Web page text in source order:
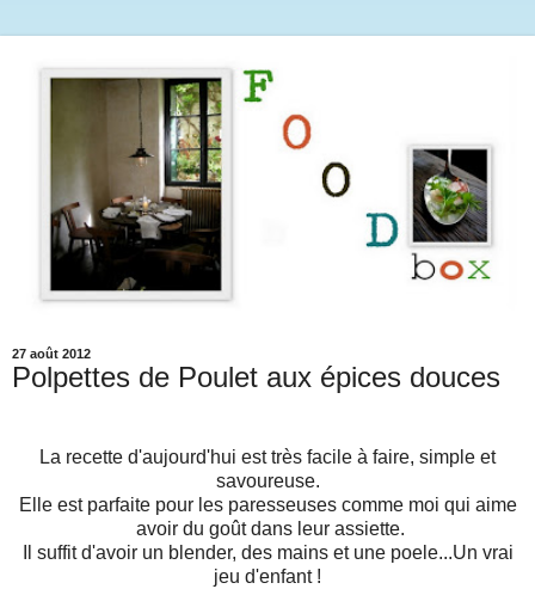
27 août 2012
Polpettes de Poulet aux épices douces
La recette d'aujourd'hui est très facile à faire, simple et
savoureuse.
Elle est parfaite pour les paresseuses comme moi qui aime
avoir du goût dans leur assiette.
Il suffit d'avoir un blender, des mains et une poele...Un vrai
jeu d'enfant !